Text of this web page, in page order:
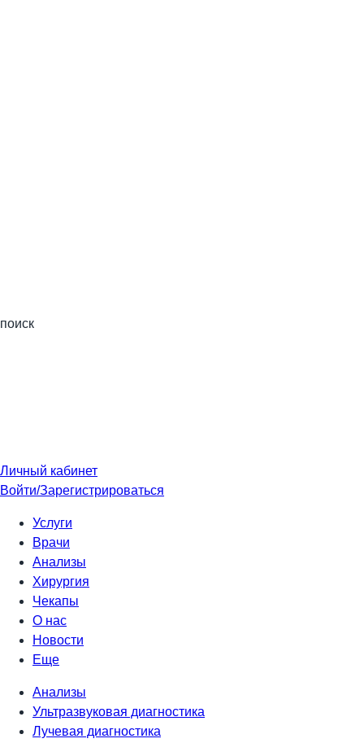
поиск
Личный кабинет
Войти/Зарегистрироваться
Услуги
Врачи
Анализы
Хирургия
Чекапы
О нас
Новости
Еще
Анализы
Ультразвуковая диагностика
Лучевая диагностика